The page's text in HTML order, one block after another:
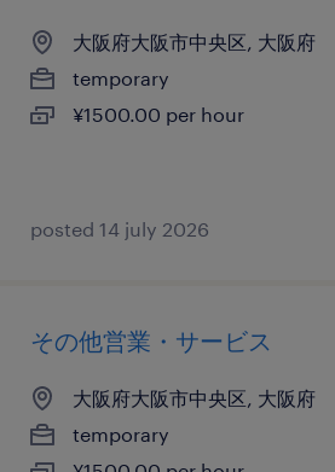
大阪府大阪市中央区, 大阪府
temporary
¥1500.00 per hour
posted 14 july 2026
その他営業・サービス
大阪府大阪市中央区, 大阪府
temporary